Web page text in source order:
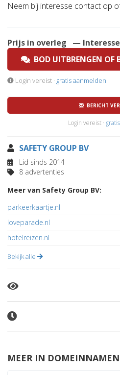
Neem bij interesse contact op
Prijs in overleg
—
BOD UITBRENGEN OF
Login vereist · gratis aanmelden
BERICHT
Login vereist ·
SAFETY GROUP BV
Lid sinds 2014
8 advertenties
Meer van Safety Group BV:
parkeerkaartje.nl
loveparade.nl
hotelreizen.nl
Bekijk alle
MEER IN DOMEINNAMEN